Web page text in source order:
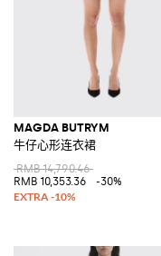
MAGDA BUTRYM
牛仔心形连衣裙
RMB 14,790.46
RMB 10,353.36
-30%